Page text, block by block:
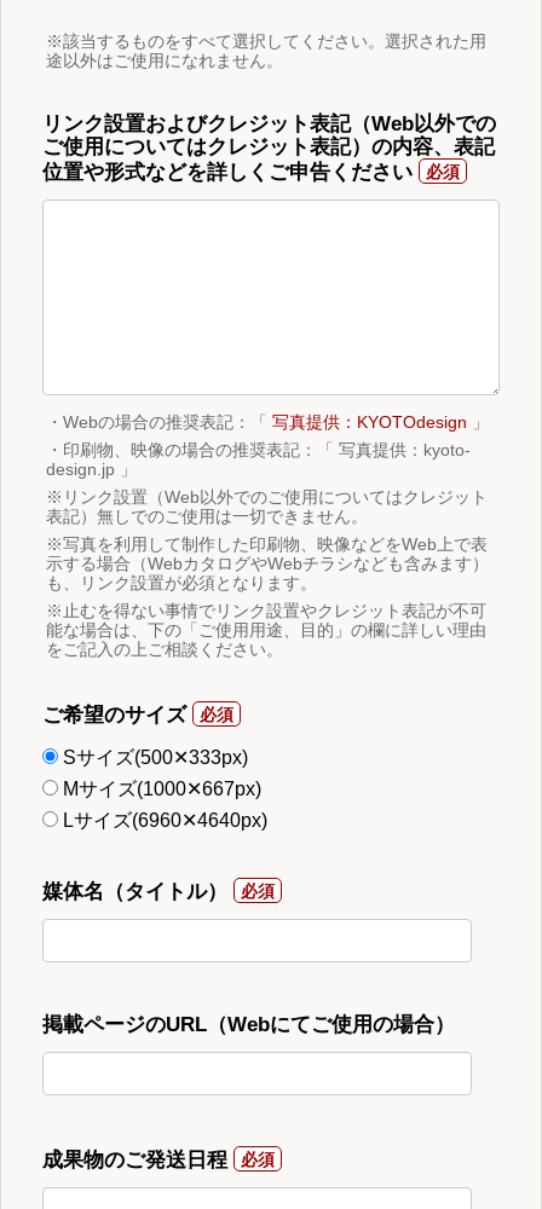
※該当するものをすべて選択してください。選択された用
途以外はご使用になれません。
リンク設置およびクレジット表記（Web以外での
ご使用についてはクレジット表記）の内容、表記
位置や形式などを詳しくご申告ください
・Webの場合の推奨表記：「 写真提供：KYOTOdesign 」
・印刷物、映像の場合の推奨表記：「 写真提供：kyoto-
design.jp 」
※リンク設置（Web以外でのご使用についてはクレジット
表記）無しでのご使用は一切できません。
※写真を利用して制作した印刷物、映像などをWeb上で表
示する場合（WebカタログやWebチラシなども含みます）
も、リンク設置が必須となります。
※止むを得ない事情でリンク設置やクレジット表記が不可
能な場合は、下の「ご使用用途、目的」の欄に詳しい理由
をご記入の上ご相談ください。
ご希望のサイズ
Sサイズ(500✕333px)
Mサイズ(1000✕667px)
Lサイズ(6960✕4640px)
媒体名（タイトル）
掲載ページのURL（Webにてご使用の場合）
成果物のご発送日程